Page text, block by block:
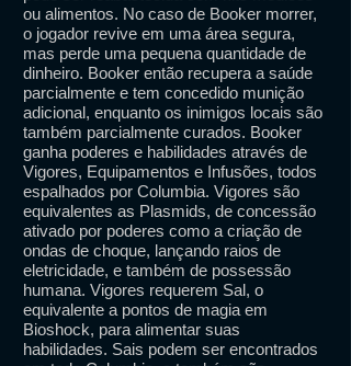
ou alimentos. No caso de Booker morrer,
o jogador revive em uma área segura,
mas perde uma pequena quantidade de
dinheiro. Booker então recupera a saúde
parcialmente e tem concedido munição
adicional, enquanto os inimigos locais são
também parcialmente curados. Booker
ganha poderes e habilidades através de
Vigores, Equipamentos e Infusões, todos
espalhados por Columbia. Vigores são
equivalentes as Plasmids, de concessão
ativado por poderes como a criação de
ondas de choque, lançando raios de
eletricidade, e também de possessão
humana. Vigores requerem Sal, o
equivalente a pontos de magia em
Bioshock, para alimentar suas
habilidades. Sais podem ser encontrados